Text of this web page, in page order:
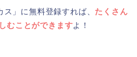
ス」に無料登録すれば、 たくさん
むことができますよ！